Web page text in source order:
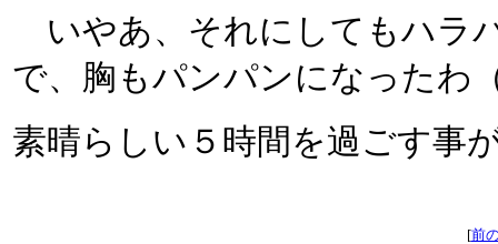
いやあ、それにしてもハラ
で、胸もパンパンになったわ
素晴らしい５時間を過ごす事
[前